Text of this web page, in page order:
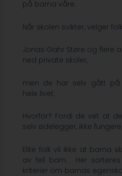
på barna våre.
Når skolen svikter, velger
Jonas Gahr Støre og flere
ned private skoler,
men de har selv gått på
hele livet.
Hvorfor? Fordi de vet at
selv ødelegger, ikke
Elite folk vil ikke at barna
av feil barn. Her
kriterier om barnas